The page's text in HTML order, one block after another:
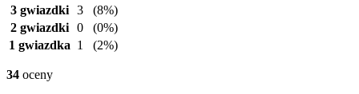
3 gwiazdki 3
(8%)
2 gwiazdki 0
(0%)
1 gwiazdka 1 (2%)
34 oceny